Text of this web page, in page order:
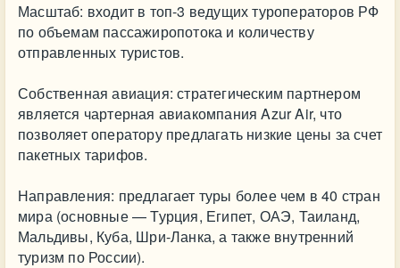
Масштаб: входит в топ-3 ведущих туроператоров РФ
по объемам пассажиропотока и количеству
отправленных туристов.
Собственная авиация: стратегическим партнером
является чартерная авиакомпания Azur Air, что
позволяет оператору предлагать низкие цены за счет
пакетных тарифов.
Направления: предлагает туры более чем в 40 стран
мира (основные — Турция, Египет, ОАЭ, Таиланд,
Мальдивы, Куба, Шри-Ланка, а также внутренний
туризм по России).